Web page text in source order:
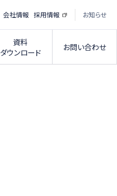
資料
ダウンロード
お問い合わせ
会社情報 採用情報 お知らせ